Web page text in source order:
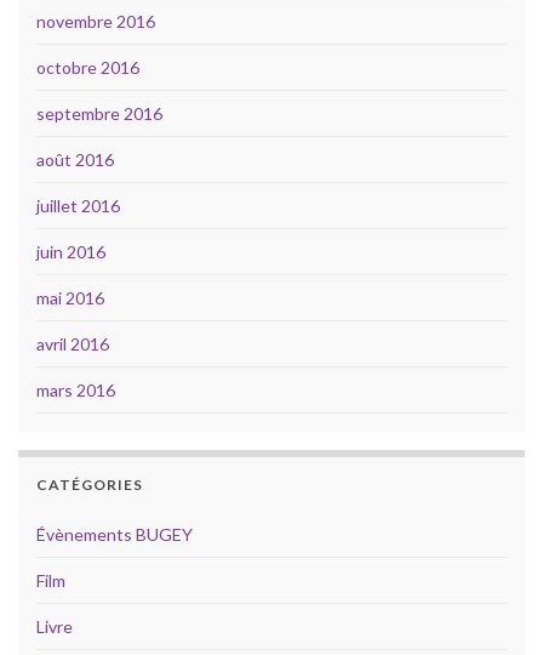
novembre 2016
octobre 2016
septembre 2016
août 2016
juillet 2016
juin 2016
mai 2016
avril 2016
mars 2016
CATÉGORIES
Évènements BUGEY
Film
Livre